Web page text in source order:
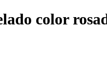
color